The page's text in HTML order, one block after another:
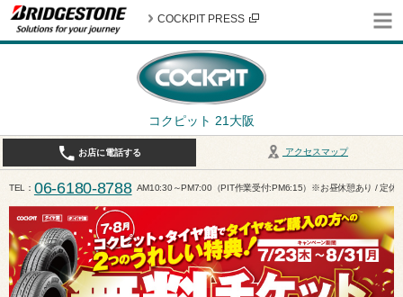
コクピット 21大阪
COCKPIT PRESS
アクセスマップ
お店に電話する
TEL 06-6180-8788 AM10:30～PM7:00（PIT作業受付:PM6:15）※お昼休憩あり / 定休